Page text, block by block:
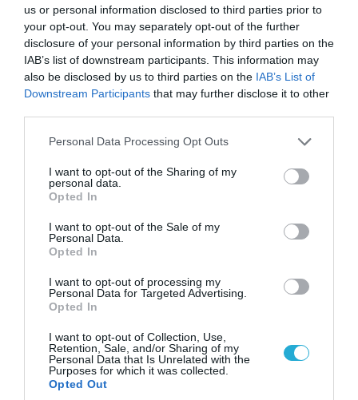
us or personal information disclosed to third parties prior to
your opt-out. You may separately opt-out of the further
disclosure of your personal information by third parties on the
IAB’s list of downstream participants. This information may
also be disclosed by us to third parties on the IAB’s List of
Downstream Participants that may further disclose it to other
Please note that this website/app uses one or more Google
not limited to your visit or usage behaviour. You may click to
grant or deny consent to Google and its third-party tags to
use your data for below specified purposes in below Google
consent section.
Personal Data Processing Opt Outs
I want to opt-out of the Sharing of my
personal data.
Opted In
I want to opt-out of the Sale of my
Personal Data.
Opted In
I want to opt-out of processing my
Personal Data for Targeted Advertising.
Opted In
I want to opt-out of Collection, Use,
Retention, Sale, and/or Sharing of my
Personal Data that Is Unrelated with the
Purposes for which it was collected.
Opted Out
08.08.2026 | 13:02
Βίντεο: Ρωσική βόμβα FAB-3000 «εξαφανίζει
από τον χάρτη» σημείο διέλευσης των
ουκρανικών δυνάμεων στην Ζαπορίζια
08.08.2026 | 17:02
Σε «αναμμένα κάρβουνα» η Τουρκία:
Περιορίζει την κίνηση πλοίων από την Μαύρη
Θάλασσα